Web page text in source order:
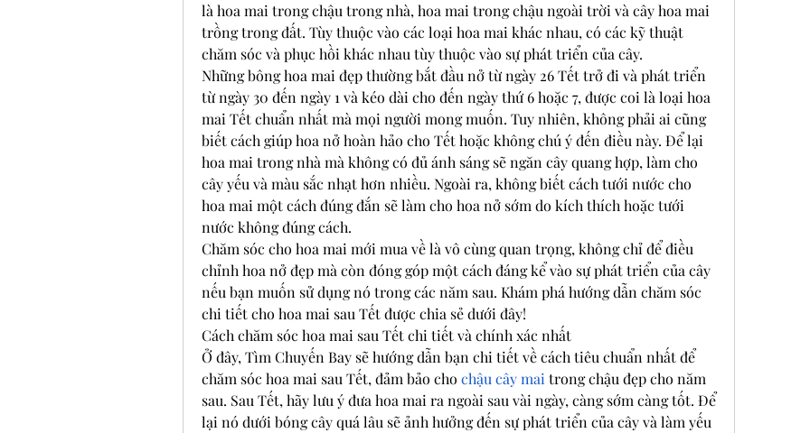
là hoa mai trong chậu trong nhà, hoa mai trong chậu ngoài trời và cây hoa mai
trồng trong đất. Tùy thuộc vào các loại hoa mai khác nhau, có các kỹ thuật
chăm sóc và phục hồi khác nhau tùy thuộc vào sự phát triển của cây.
Những bông hoa mai đẹp thường bắt đầu nở từ ngày 26 Tết trở đi và phát triển
từ ngày 30 đến ngày 1 và kéo dài cho đến ngày thứ 6 hoặc 7, được coi là loại hoa
mai Tết chuẩn nhất mà mọi người mong muốn. Tuy nhiên, không phải ai cũng
biết cách giúp hoa nở hoàn hảo cho Tết hoặc không chú ý đến điều này. Để lại
hoa mai trong nhà mà không có đủ ánh sáng sẽ ngăn cây quang hợp, làm cho
cây yếu và màu sắc nhạt hơn nhiều. Ngoài ra, không biết cách tưới nước cho
hoa mai một cách đúng đắn sẽ làm cho hoa nở sớm do kích thích hoặc tưới
nước không đúng cách.
Chăm sóc cho hoa mai mới mua về là vô cùng quan trọng, không chỉ để điều
chỉnh hoa nở đẹp mà còn đóng góp một cách đáng kể vào sự phát triển của cây
nếu bạn muốn sử dụng nó trong các năm sau. Khám phá hướng dẫn chăm sóc
chi tiết cho hoa mai sau Tết được chia sẻ dưới đây!
Cách chăm sóc hoa mai sau Tết chi tiết và chính xác nhất
Ở đây, Tìm Chuyến Bay sẽ hướng dẫn bạn chi tiết về cách tiêu chuẩn nhất để
chăm sóc hoa mai sau Tết, đảm bảo cho chậu cây mai trong chậu đẹp cho năm
sau. Sau Tết, hãy lưu ý đưa hoa mai ra ngoài sau vài ngày, càng sớm càng tốt. Để
lại nó dưới bóng cây quá lâu sẽ ảnh hưởng đến sự phát triển của cây và làm yếu